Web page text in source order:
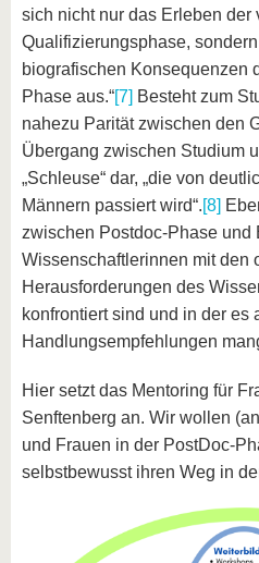
sich nicht nur das Erleben der
Qualifizierungsphase,
biografischen Konsequenzen
Phase aus.“[7] Besteht zum
nahezu Parität zwischen den
Übergang zwischen Studium
„Schleuse“ dar, „die von
Männern passiert wird“.[8]
zwischen Postdoc-Phase und
Wissenschaftlerinnen mit den
Herausforderungen des
konfrontiert sind und in der es
Handlungsempfehlungen
Hier setzt das Mentoring für
Senftenberg an. Wir wollen
und Frauen in der PostDoc-
selbstbewusst ihren Weg in